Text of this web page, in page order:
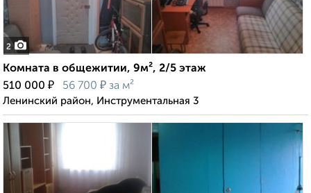
2
Комната в общежитии, 9м², 2/5 этаж
510 000 ₽ 56 700 ₽ за м²
Ленинский район, Инструментальная 3